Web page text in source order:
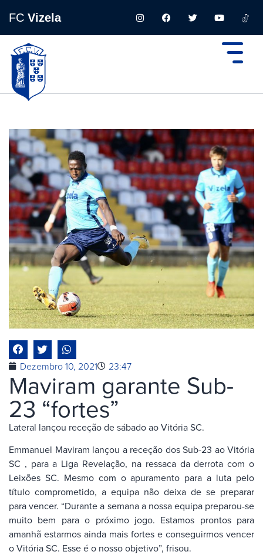
FC Vizela
Dezembro 10, 2021 23:47
Maviram garante Sub-
23 “fortes”
Lateral lançou receção de sábado ao Vitória SC.
Emmanuel Maviram lançou a receção dos Sub-23 ao Vitória
SC , para a Liga Revelação, na ressaca da derrota com o
Leixões SC. Mesmo com o apuramento para a luta pelo
título comprometido, a equipa não deixa de se preparar
para vencer. “Durante a semana a nossa equipa preparou-se
muito bem para o próximo jogo. Estamos prontos para
amanhã estarmos ainda mais fortes e conseguirmos vencer
o Vitória SC. Esse é o nosso objetivo”, frisou.